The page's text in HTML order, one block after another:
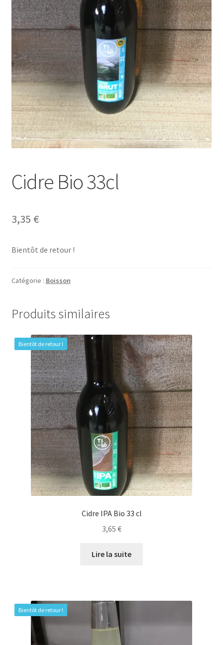
Cidre Bio 33cl
3,35 €
Bientôt de retour !
Catégorie : Boisson
Produits similaires
Bientôt de retour !
Cidre IPA Bio 33 cl
3,65 €
Lire la suite
Bientôt de retour !